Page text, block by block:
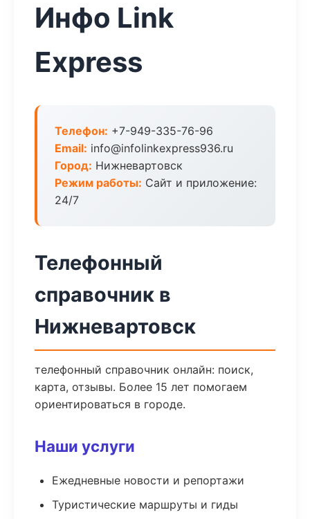
Инфо Link
Express
Телефон: +7-949-335-76-96
Email: info@infolinkexpress936.ru
Город: Нижневартовск
Режим работы: Сайт и приложение:
24/7
Телефонный
справочник в
Нижневартовск
телефонный справочник онлайн: поиск,
карта, отзывы. Более 15 лет помогаем
ориентироваться в городе.
Наши услуги
Ежедневные новости и репортажи
Туристические маршруты и гиды